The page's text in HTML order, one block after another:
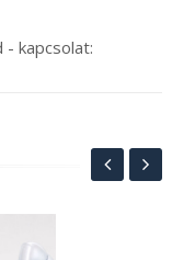
- kapcsolat: